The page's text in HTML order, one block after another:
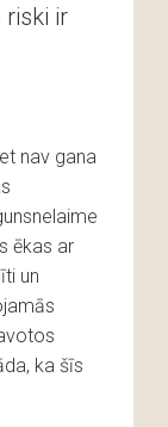
riski ir
nav gana
ēkas ar
un
ka šīs